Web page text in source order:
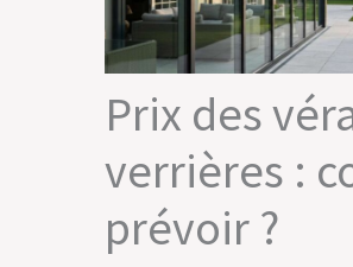
Prix des
verrières :
prévoir ?